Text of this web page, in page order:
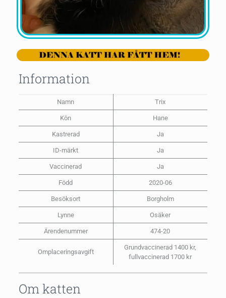
Information
Namn Trix
Kön Hane
Kastrerad Ja
ID-märkt Ja
Vaccinerad Ja
Född 2020-06
Besöksort Borgholm
Lynne Osäker
Ärendenummer 474-20
Omplaceringsavgift
Grundvaccinerad 1400 kr,
fullvaccinerad 1700 kr
Om katten